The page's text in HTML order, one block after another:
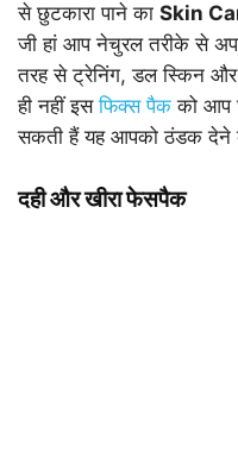
से छुटकारा पाने का Skin
जी हां आप नेचुरल तरीके से
तरह से ट्रेनिंग, डल स्किन और
ही नहीं इसफिक्स पैक को आप
सकती हैं यह आपको ठंडक देने
दही और खीरा फेसपैक